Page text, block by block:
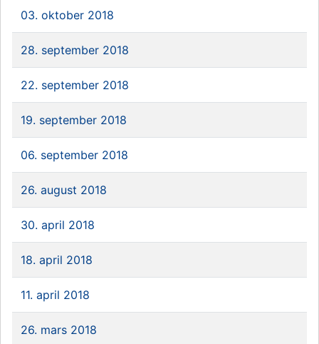
03. oktober 2018
28. september 2018
22. september 2018
19. september 2018
06. september 2018
26. august 2018
30. april 2018
18. april 2018
11. april 2018
26. mars 2018